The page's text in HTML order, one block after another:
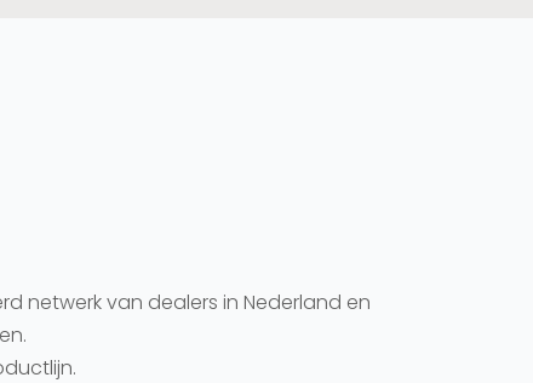
netwerk van dealers in Nederland en